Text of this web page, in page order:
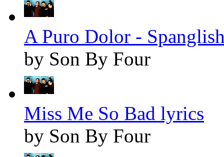
A Puro Dolor -
by Son By Four
Miss Me So Bad lyrics
by Son By Four